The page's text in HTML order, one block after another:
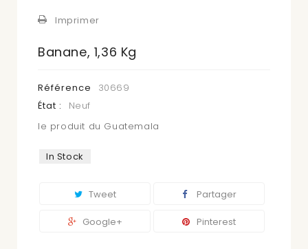
Imprimer
Banane, 1,36 Kg
Référence
30669
État :
Neuf
le produit du Guatemala
In Stock
Tweet Partager
Google+ Pinterest